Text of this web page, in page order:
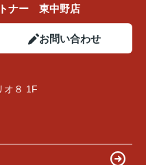
ナー 東中野店
お問い合わせ
オ８ 1F